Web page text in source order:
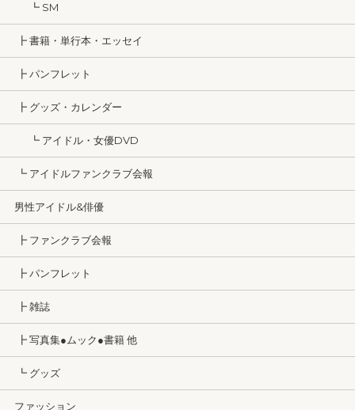
┗ SM
┣ 書籍・単行本・エッセイ
┣ パンフレット
┣ グッズ・カレンダー
┗ アイドル・女優DVD
┗ アイドルファンクラブ会報
男性アイドル&俳優
┣ ファンクラブ会報
┣ パンフレット
┣ 雑誌
┣ 写真集●ムック●書籍 他
┗ グッズ
ファッション